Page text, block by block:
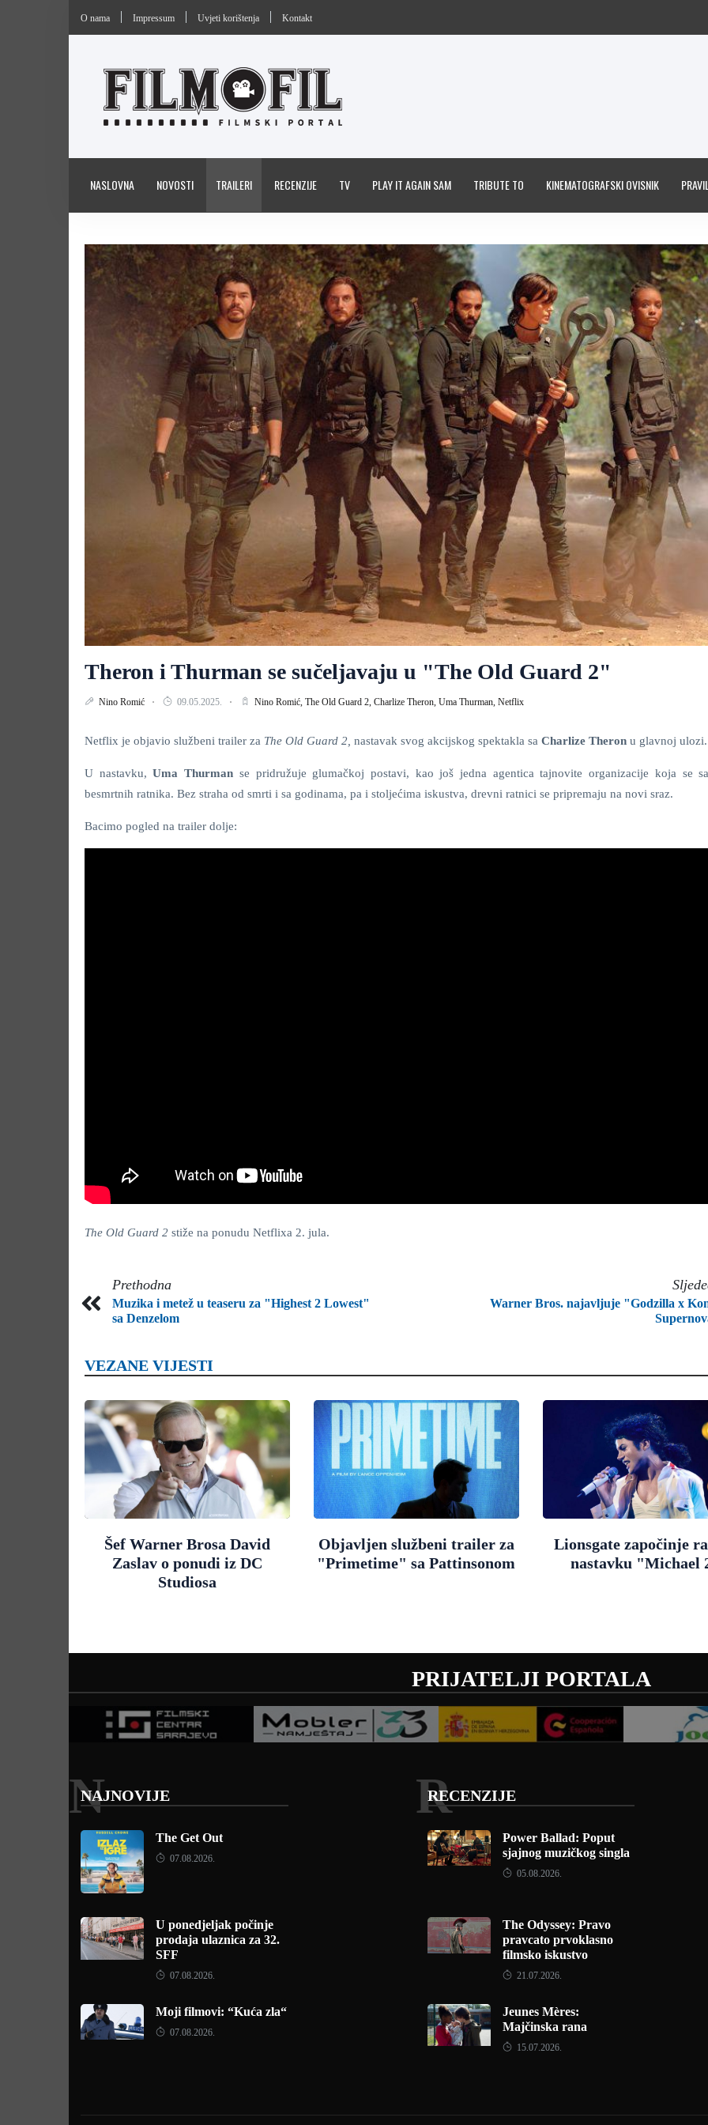
O nama Impressum Uvjeti korištenja Kontakt
NASLOVNA NOVOSTI TRAILERI RECENZIJE TV PLAY IT AGAIN SAM TRIBUTE TO KINEMATOGRAFSKI OVISNIK
Theron i Thurman se sučeljavaju u "The Old Guard 2"
Nino Romić 09.05.2025. Nino Romić, The Old Guard 2, Charlize Theron, Uma Thurman, Netflix
Netflix je objavio službeni trailer za The Old Guard 2, nastavak svog akcijskog spektakla sa Charlize Theron u glavnoj ulozi.
U nastavku,Uma Thurman se pridružuje glumačkoj postavi, kao još jedna agentica tajnovite organizacije koja se
besmrtnih ratnika. Bez straha od smrti i sa godinama, pa i stoljećima iskustva, drevni ratnici se pripremaju na novi sraz.
Bacimo pogled na trailer dolje:
The Old Guard 2 stiže na ponudu Netflixa 2. jula.
Prethodna
Muzika i metež u teaseru za "Highest 2 Lowest"
sa Denzelom
Warner Bros. najavljuje "Godzilla x
VEZANE VIJESTI
Šef Warner Brosa David
Zaslav o ponudi iz DC
Studiosa
Objavljen službeni trailer za
"Primetime" sa Pattinsonom
Lionsgate započinje
nastavku "Michael
PRIJATELJI PORTALA
NAJNOVIJE
N
The Get Out
07.08.2026.
U ponedjeljak počinje
prodaja ulaznica za 32.
SFF
07.08.2026.
Moji filmovi: “Kuća zla“
07.08.2026.
RECENZIJE
R
Power Ballad: Poput
sjajnog muzičkog singla
05.08.2026.
The Odyssey: Pravo
pravcato prvoklasno
filmsko iskustvo
21.07.2026.
Jeunes Mères:
Majčinska rana
15.07.2026.